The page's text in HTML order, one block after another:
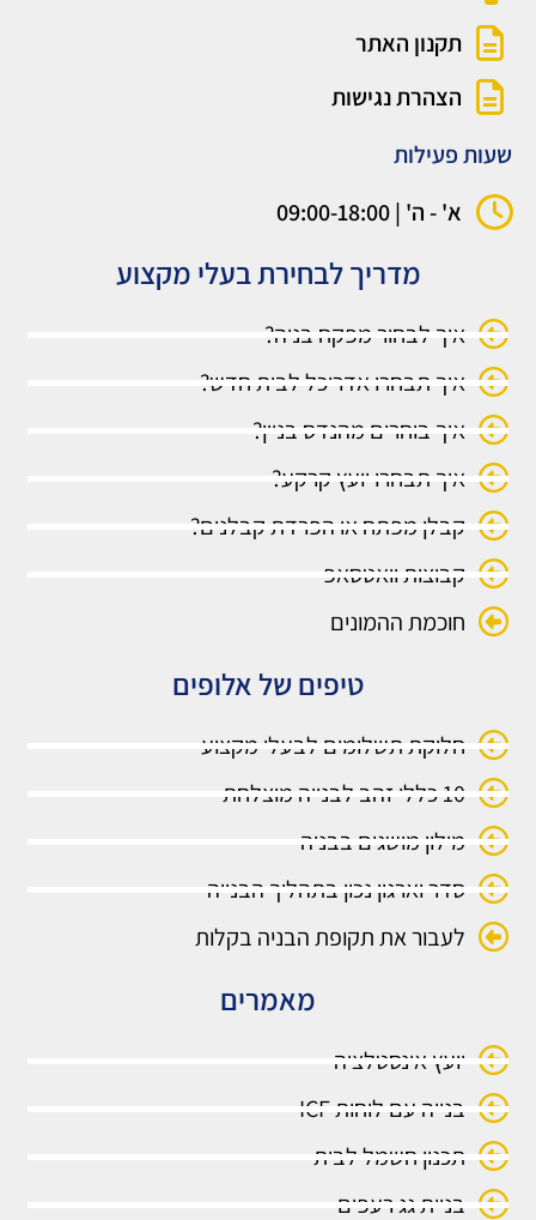
תקנון האתר
הצהרת נגישות
שעות פעילות
א' - ה' | 09:00-18:00
מדריך לבחירת בעלי מקצוע
איך לבחור מפקח בניה?
איך תבחרו אדריכל לבית חדש?
איך בוחרים מהנדס בניין?
איך תבחרו יועץ קרקע?
קבלן מפתח או הפרדת קבלנים?
קבוצות וואטסאפ
חוכמת ההמונים
טיפים של אלופים
חלוקת תשלומים לבעלי מקצוע
10 כללי זהב לבנייה מוצלחת
מילון מושגים בבניה
סדר וארגון נכון בתהליך הבנייה
לעבור את תקופת הבניה בקלות
מאמרים
יועץ אינסטלציה
בנייה עם לוחות ICF
תכנון חשמל לבית
בניית גג רעפים